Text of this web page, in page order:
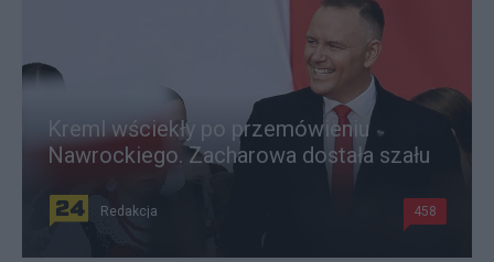
Kreml wściekły po przemówieniu
Nawrockiego. Zacharowa dostała szału
Redakcja 458